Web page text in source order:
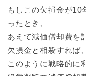
もしこの欠損金が10
ったとき、
あえて減価償却費を
欠損金と相殺すれば
このように戦略的に